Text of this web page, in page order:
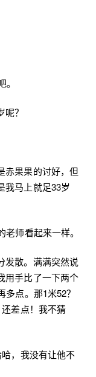
？
赤果果的讨好，但
我马上就足33岁
师看起来一样。
发散。满满突然说
用手比了一下两个
点。那1米52？
差点！我不猜
，我没有让他不